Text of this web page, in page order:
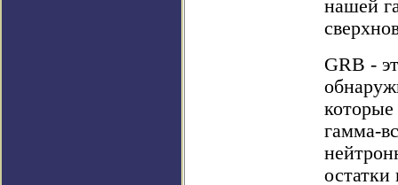
нашей
GRB -
гамма-
остатки